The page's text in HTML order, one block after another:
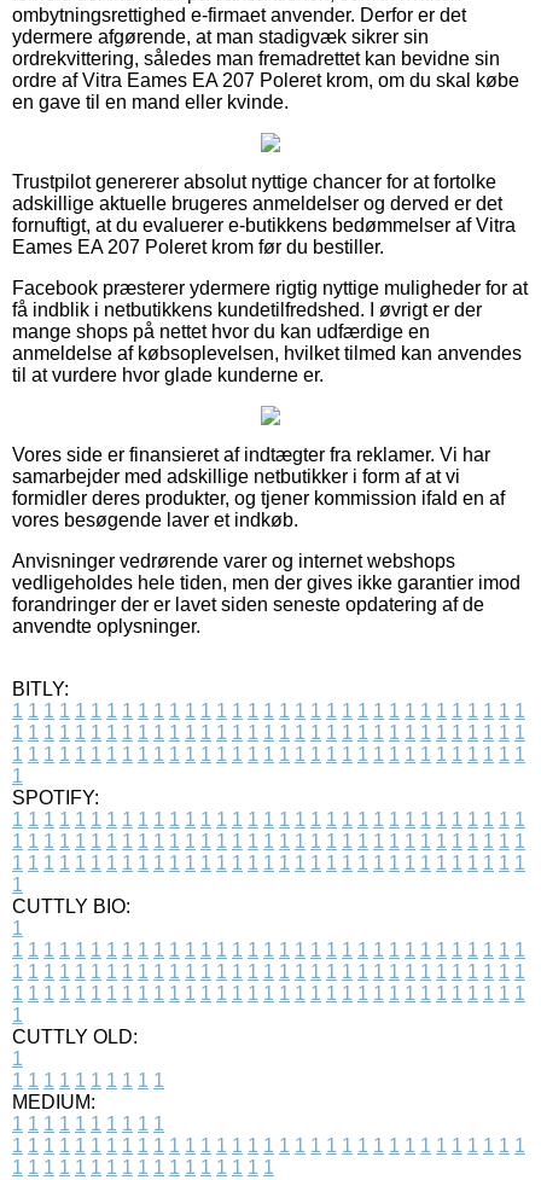
ombytningsrettighed e-firmaet anvender. Derfor er det
ydermere afgørende, at man stadigvæk sikrer sin
ordrekvittering, således man fremadrettet kan bevidne sin
ordre af Vitra Eames EA 207 Poleret krom, om du skal købe
en gave til en mand eller kvinde.
Trustpilot genererer absolut nyttige chancer for at fortolke
adskillige aktuelle brugeres anmeldelser og derved er det
fornuftigt, at du evaluerer e-butikkens bedømmelser af Vitra
Eames EA 207 Poleret krom før du bestiller.
Facebook præsterer ydermere rigtig nyttige muligheder for at
få indblik i netbutikkens kundetilfredshed. I øvrigt er der
mange shops på nettet hvor du kan udfærdige en
anmeldelse af købsoplevelsen, hvilket tilmed kan anvendes
til at vurdere hvor glade kunderne er.
Vores side er finansieret af indtægter fra reklamer. Vi har
samarbejder med adskillige netbutikker i form af at vi
formidler deres produkter, og tjener kommission ifald en af
vores besøgende laver et indkøb.
Anvisninger vedrørende varer og internet webshops
vedligeholdes hele tiden, men der gives ikke garantier imod
forandringer der er lavet siden seneste opdatering af de
anvendte oplysninger.
BITLY:
1 1 1 1 1 1 1 1 1 1 1 1 1 1 1 1 1 1 1 1 1 1 1 1 1 1 1 1 1 1 1 1 1
1 1 1 1 1 1 1 1 1 1 1 1 1 1 1 1 1 1 1 1 1 1 1 1 1 1 1 1 1 1 1 1 1
1 1 1 1 1 1 1 1 1 1 1 1 1 1 1 1 1 1 1 1 1 1 1 1 1 1 1 1 1 1 1 1 1
1
SPOTIFY:
1 1 1 1 1 1 1 1 1 1 1 1 1 1 1 1 1 1 1 1 1 1 1 1 1 1 1 1 1 1 1 1 1
1 1 1 1 1 1 1 1 1 1 1 1 1 1 1 1 1 1 1 1 1 1 1 1 1 1 1 1 1 1 1 1 1
1 1 1 1 1 1 1 1 1 1 1 1 1 1 1 1 1 1 1 1 1 1 1 1 1 1 1 1 1 1 1 1 1
1
CUTTLY BIO:
1
1 1 1 1 1 1 1 1 1 1 1 1 1 1 1 1 1 1 1 1 1 1 1 1 1 1 1 1 1 1 1 1 1
1 1 1 1 1 1 1 1 1 1 1 1 1 1 1 1 1 1 1 1 1 1 1 1 1 1 1 1 1 1 1 1 1
1 1 1 1 1 1 1 1 1 1 1 1 1 1 1 1 1 1 1 1 1 1 1 1 1 1 1 1 1 1 1 1 1
1
CUTTLY OLD:
1
1 1 1 1 1 1 1 1 1 1
MEDIUM:
1 1 1 1 1 1 1 1 1 1
1 1 1 1 1 1 1 1 1 1 1 1 1 1 1 1 1 1 1 1 1 1 1 1 1 1 1 1 1 1 1 1 1
1 1 1 1 1 1 1 1 1 1 1 1 1 1 1 1 1